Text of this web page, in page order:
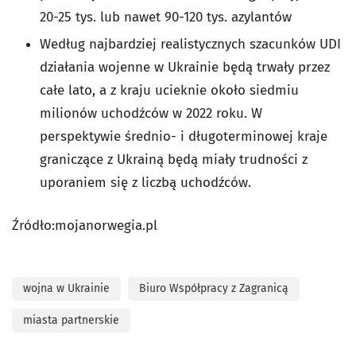
20-25 tys. lub nawet 90-120 tys. azylantów
Według najbardziej realistycznych szacunków UDI
działania wojenne w Ukrainie będą trwały przez
całe lato, a z kraju ucieknie około siedmiu
milionów uchodźców w 2022 roku. W
perspektywie średnio- i długoterminowej kraje
graniczące z Ukrainą będą miały trudności z
uporaniem się z liczbą uchodźców.
Źródło:mojanorwegia.pl
wojna w Ukrainie Biuro Współpracy z Zagranicą
miasta partnerskie